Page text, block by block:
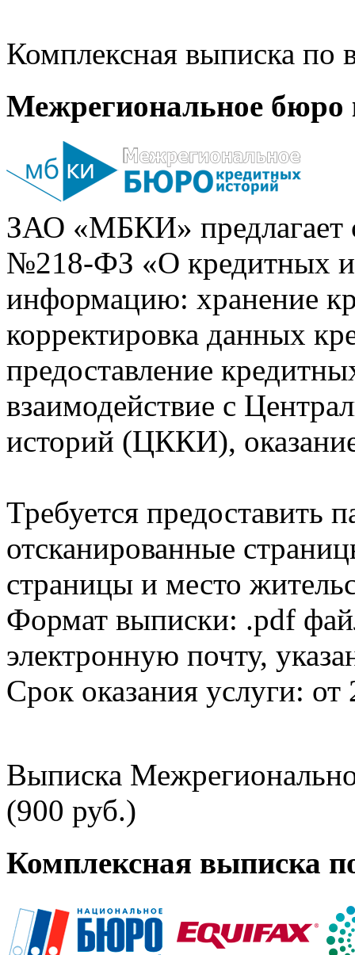
Комплексная выписка
Межрегиональное бюро
ЗАО «МБКИ» предлагает
№218-ФЗ «О кредитных
информацию: хранение
корректировка данных
предоставление
взаимодействие с
историй (ЦККИ),
Требуется предоставить
отсканированные
страницы и место
Формат выписки: .pdf
электронную почту,
Срок оказания услуги: от
Выписка
(900 руб.)
Комплексная выписка